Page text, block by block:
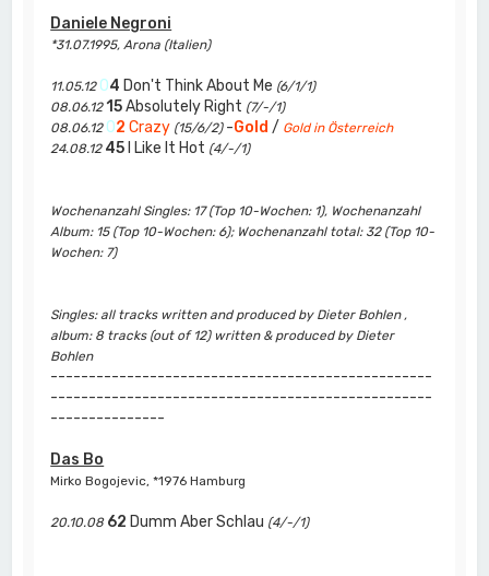
Daniele Negroni
*31.07.1995, Arona (Italien)
11.05.12 04 Don't Think About Me (6/1/1)
08.06.12 15Absolutely Right (7/-/1)
08.06.12 02 Crazy (15/6/2)-Gold / Gold in Österreich
24.08.12 45 I Like It Hot (4/-/1)
Wochenanzahl Singles: 17 (Top 10-Wochen: 1), Wochenanzahl
Album: 15 (Top 10-Wochen: 6); Wochenanzahl total: 32 (Top 10-
Wochen: 7)
Singles: all tracks written and produced by Dieter Bohlen ,
album: 8 tracks (out of 12) written & produced by Dieter
Bohlen
--------------------------------------------------
--------------------------------------------------
---------------
Das Bo
Mirko Bogojevic, *1976 Hamburg
20.10.08 62 Dumm Aber Schlau (4/-/1)